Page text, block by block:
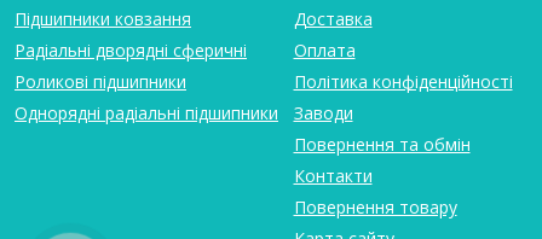
Підшипники ковзання
Радіальні дворядні сферичні
Роликові підшипники
Однорядні радіальні підшипники
Доставка
Оплата
Політика конфіденційності
Заводи
Повернення та обмін
Контакти
Повернення товару